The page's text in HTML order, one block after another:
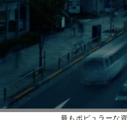
最もポピュラーな